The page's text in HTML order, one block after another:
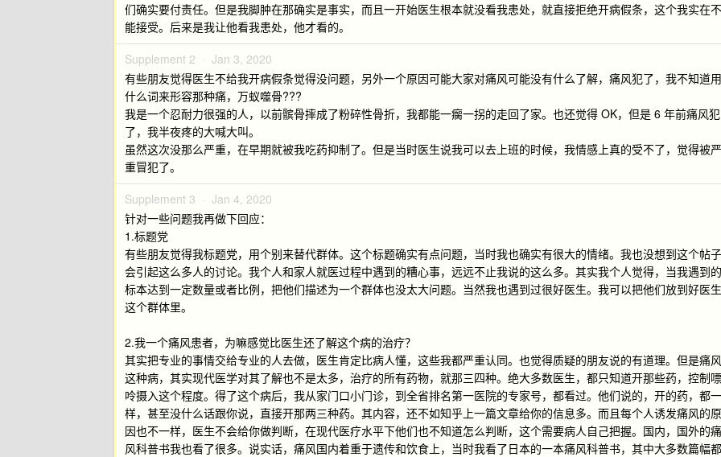
们确实要付责任。但是我脚肿在那确实是事实，而且一开始医生根本就没看我患处，就直接拒绝开病假条，这个我实在不
能接受。后来是我让他看我患处，他才看的。
Supplement 2 · Jan 3, 2020
有些朋友觉得医生不给我开病假条觉得没问题，另外一个原因可能大家对痛风可能没有什么了解，痛风犯了，我不知道用
什么词来形容那种痛，万蚁噬骨???
我是一个忍耐力很强的人，以前髌骨摔成了粉碎性骨折，我都能一瘸一拐的走回了家。也还觉得 OK，但是 6 年前痛风犯
了，我半夜疼的大喊大叫。
虽然这次没那么严重，在早期就被我吃药抑制了。但是当时医生说我可以去上班的时候，我情感上真的受不了，觉得被严
重冒犯了。
Supplement 3 · Jan 4, 2020
针对一些问题我再做下回应：
1.标题党
有些朋友觉得我标题党，用个别来替代群体。这个标题确实有点问题，当时我也确实有很大的情绪。我也没想到这个帖子
会引起这么多人的讨论。我个人和家人就医过程中遇到的糟心事，远远不止我说的这么多。其实我个人觉得，当我遇到的
标本达到一定数量或者比例，把他们描述为一个群体也没太大问题。当然我也遇到过很好医生。我可以把他们放到好医生
这个群体里。
2.我一个痛风患者，为嘛感觉比医生还了解这个病的治疗？
其实把专业的事情交给专业的人去做，医生肯定比病人懂，这些我都严重认同。也觉得质疑的朋友说的有道理。但是痛风
这种病，其实现代医学对其了解也不是太多，治疗的所有药物，就那三四种。绝大多数医生，都只知道开那些药，控制嘌
呤摄入这个程度。得了这个病后，我从家门口小门诊，到全省排名第一医院的专家号，都看过。他们说的，开的药，都一
样，甚至没什么话跟你说，直接开那两三种药。其内容，还不如知乎上一篇文章给你的信息多。而且每个人诱发痛风的原
因也不一样，医生不会给你做判断，在现代医疗水平下他们也不知道怎么判断，这个需要病人自己把握。国内，国外的痛
风科普书我也看了很多。说实话，痛风国内着重于遗传和饮食上，当时我看了日本的一本痛风科普书，其中大多数篇幅都